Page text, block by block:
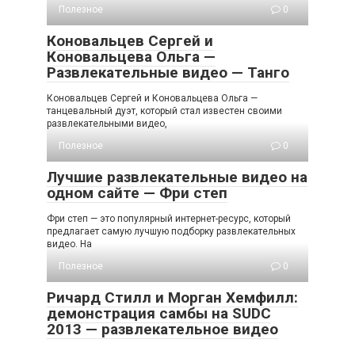
Полезное
0
Коновальцев Сергей и
Коновальцева Ольга —
Развлекательные видео — Танго
Коновальцев Сергей и Коновальцева Ольга —
танцевальный дуэт, который стал известен своими
развлекательными видео,
Полезное
0
Лучшие развлекательные видео на
одном сайте — Фри степ
Фри степ — это популярный интернет-ресурс, который
предлагает самую лучшую подборку развлекательных
видео. На
Полезное
0
Ричард Стилл и Морган Хемфилл:
демонстрация самбы на SUDC
2013 — развлекательное видео